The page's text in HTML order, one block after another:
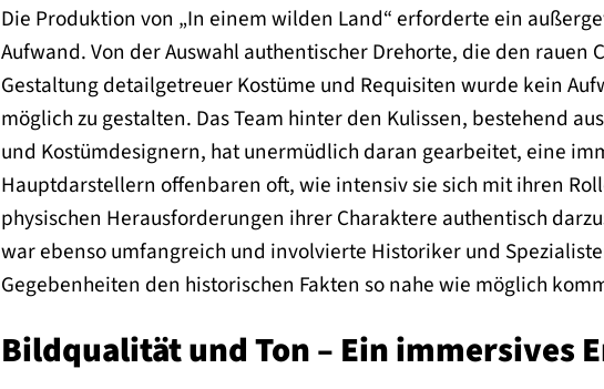
Die Produktion von „In einem wilden Land“ erforderte ein
Aufwand. Von der Auswahl authentischer Drehorte, die den
Gestaltung detailgetreuer Kostüme und Requisiten wurde kein
möglich zu gestalten. Das Team hinter den Kulissen, bestehend
und Kostümdesignern, hat unermüdlich daran gearbeitet, eine
Hauptdarstellern offenbaren oft, wie intensiv sie sich mit ihren
physischen Herausforderungen ihrer Charaktere authentisch
war ebenso umfangreich und involvierte Historiker und
Gegebenheiten den historischen Fakten so nahe wie möglich
Bildqualität und Ton – Ein immersives